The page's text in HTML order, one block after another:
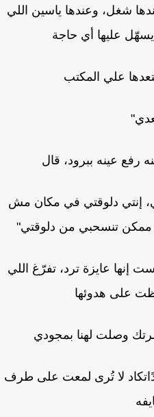
وعندها ياسين اللي
عليها أي حاجة
علي المكتب
عينه ببرود، قال
إنتي دلوقتي في مكان مش
تنسحبي من دلوقتي"
عايزة ترد، تفرّغ اللي
على هدوئها
وصلت لهنا بمجودي
لا تُرى لمعت على طرف